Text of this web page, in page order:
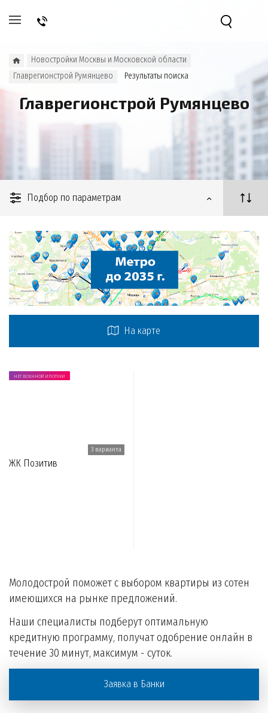
Новостройки Москвы и Московской области
Главрегионстрой Румянцево
Результаты поиска
Главрегионстрой Румянцево
Подбор по параметрам
На карте
НЕТ ВОЕННОЙ ИПОТЕКИ
3 варианта
ЖК Позитив
Молодострой поможет с выбором квартиры из сотен
имеющихся на рынке предложений.
Наши специалисты подберут оптимальную
кредитную программу, получат одобрение онлайн в
течение 30 минут, максимум - суток.
Заявка в Банки